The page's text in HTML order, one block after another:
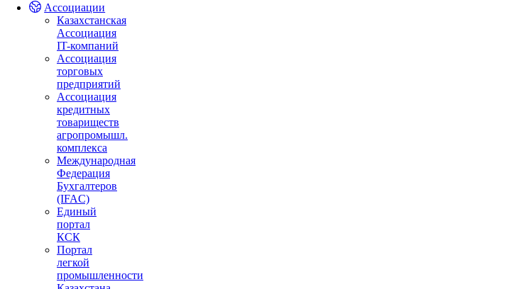
Ассоциации
Казахстанская
Ассоциация
IT-компаний
Ассоциация
торговых
предприятий
Ассоциация
кредитных
товариществ
агропромышл.
комплекса
Международная
Федерация
Бухгалтеров
(IFAC)
Единый
портал
КСК
Портал
легкой
промышленности